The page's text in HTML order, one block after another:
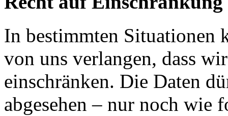
In bestimmten Situationen
von uns verlangen, dass
einschränken. Die Daten
abgesehen – nur noch wie